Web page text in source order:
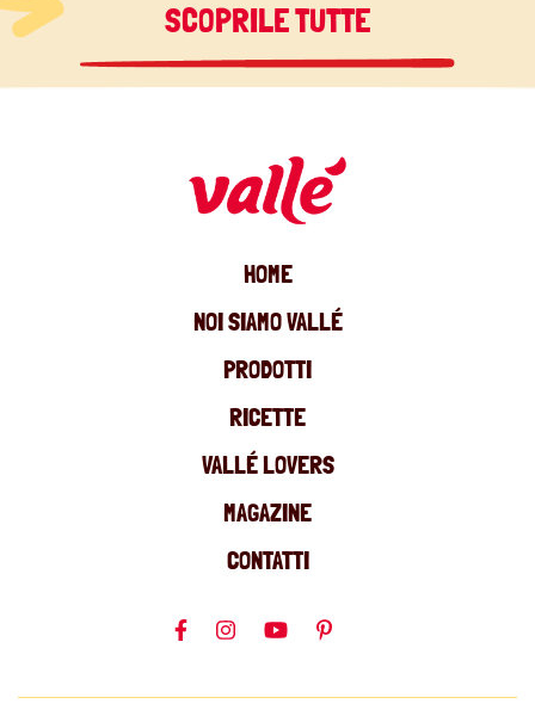
SCOPRILE TUTTE
HOME
NOI SIAMO VALLÉ
PRODOTTI
RICETTE
VALLÉ LOVERS
MAGAZINE
CONTATTI